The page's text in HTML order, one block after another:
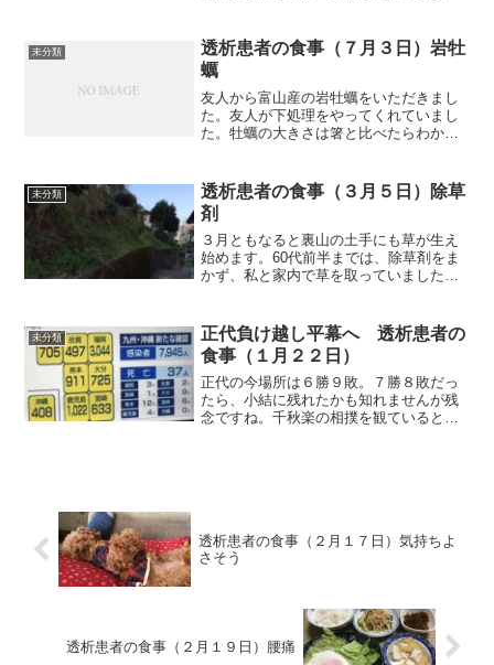
と思います。毎試合、スコアを記録し、
写真を撮って、観戦後はブ...
未分類
透析患者の食事（７月３日）岩牡
蠣
友人から富山産の岩牡蠣をいただきまし
た。友人が下処理をやってくれていまし
た。牡蠣の大きさは箸と比べたらわかり
まりの大きさに生で食べるには勇気がい
ります。夕食で焼いて食べ...
未分類
透析患者の食事（３月５日）除草
剤
３月ともなると裏山の土手にも草が生え
始めます。60代前半までは、除草剤をま
かず、私と家内で草を取っていました。
危なくなりましたから、除草剤をまくよ
うにしました。まきた...
未分類
正代負け越し平幕へ 透析患者の
食事（１月２２日）
正代の今場所は６勝９敗。７勝８敗だっ
たら、小結に残れたかも知れませんが残
念ですね。千秋楽の相撲を観ていると下
透析患者の食事（２月１７日）気持ちよ
さそう
透析患者の食事（２月１９日）腰痛